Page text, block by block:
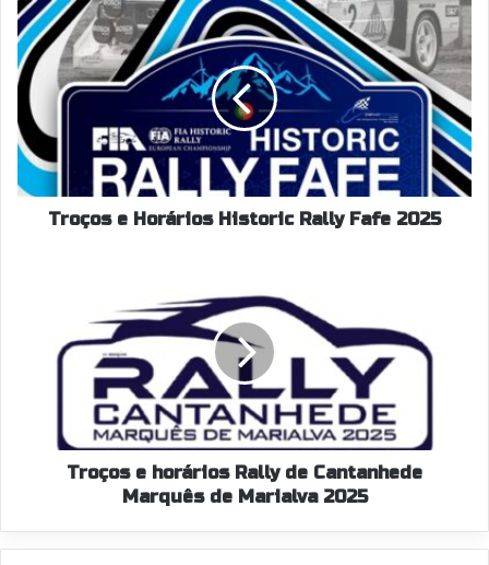
Troços
e
Horários
Historic
Rally
Fafe
2025
Troços e Horários Historic Rally Fafe 2025
Cantanhede
Marialva
Troços e horários Rally de Cantanhede
Marquês de Marialva 2025